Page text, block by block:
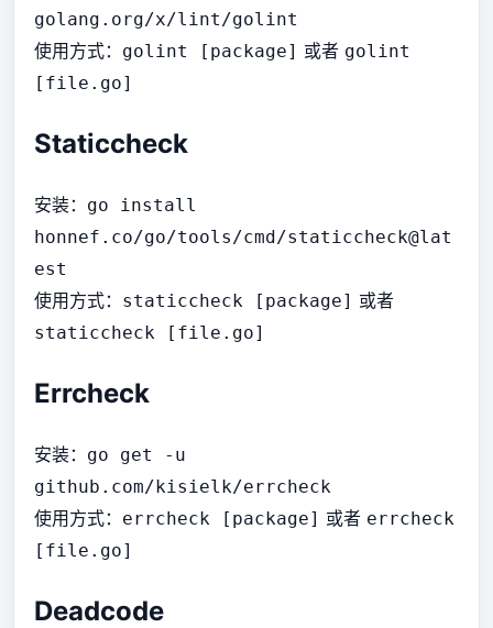
golang.org/x/lint/golint
使用方式： golint [package] 或者 golint
[file.go]
Staticcheck
安装： go install
honnef.co/go/tools/cmd/staticcheck@lat
est
使用方式： staticcheck [package] 或者
staticcheck [file.go]
Errcheck
安装： go get -u
github.com/kisielk/errcheck
使用方式： errcheck [package] 或者 errcheck
[file.go]
Deadcode